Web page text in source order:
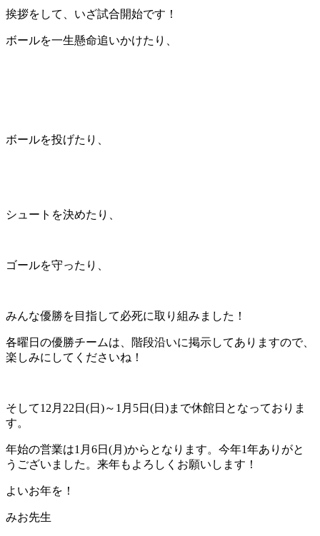
挨拶をして、いざ試合開始です！
ボールを一生懸命追いかけたり、
ボールを投げたり、
シュートを決めたり、
ゴールを守ったり、
みんな優勝を目指して必死に取り組みました！
各曜日の優勝チームは、階段沿いに掲示してありますので、
楽しみにしてくださいね！
そして12月22日(日)～1月5日(日)まで休館日となっておりま
す。
年始の営業は1月6日(月)からとなります。今年1年ありがと
うございました。来年もよろしくお願いします！
よいお年を！
みお先生